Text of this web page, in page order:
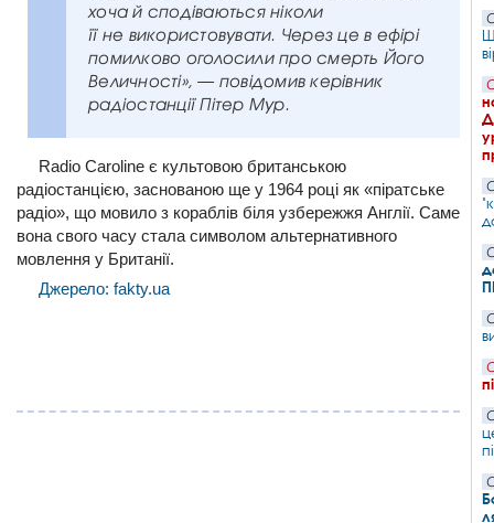
хоча й сподіваються ніколи
її не використовувати. Через це в ефірі
помилково оголосили про смерть Його
Величності», — повідомив керівник
радіостанції Пітер Мур.
Radio Caroline є культовою британською
радіостанцією, заснованою ще у 1964 році як «піратське
радіо», що мовило з кораблів біля узбережжя Англії. Саме
вона свого часу стала символом альтернативного
мовлення у Британії.
Джерело: fakty.ua